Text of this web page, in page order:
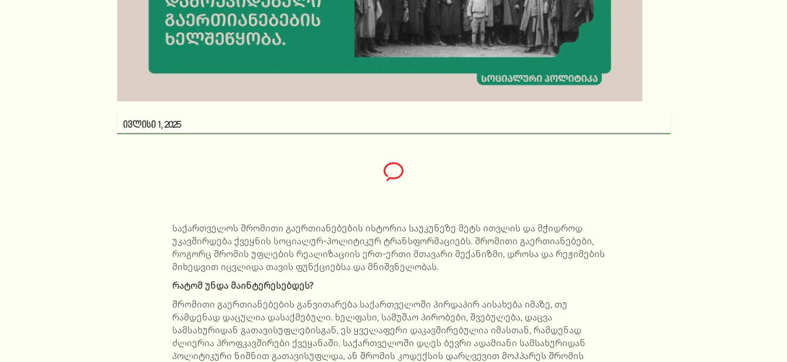
ივლისი 1, 2025
საქართველოს შრომითი გაერთიანებების ისტორია საუკუნეზე მეტს ითვლის და მჭიდროდ
უკავშირდება ქვეყნის სოციალურ-პოლიტიკურ ტრანსფორმაციებს. შრომითი გაერთიანებები,
როგორც შრომის უფლების რეალიზაციის ერთ-ერთი მთავარი მექანიზმი, დროსა და რეჟიმების
მიხედვით იცვლიდა თავის ფუნქციებსა და მნიშვნელობას.
რატომ უნდა მაინტერესებდეს?
შრომითი გაერთიანებების განვითარება საქართველოში პირდაპირ აისახება იმაზე, თუ
რამდენად დაცულია დასაქმებული. ხელფასი, სამუშაო პირობები, შვებულება, დაცვა
სამსახურიდან გათავისუფლებისგან, ეს ყველაფერი დაკავშირებულია იმასთან, რამდენად
ძლიერია პროფკავშირები ქვეყანაში. საქართველოში დღეს ბევრი ადამიანი სამსახურიდან
პოლიტიკური ნიშნით გათავისუფლდა, ან შრომის კოდექსის დარღვევით მოჰპარეს შრომის